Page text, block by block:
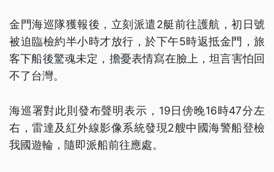
金門海巡隊獲報後，立刻派遣2艇前往護航，初日號
被迫臨檢約半小時才放行，於下午5時返抵金門，旅
客下船後驚魂未定，擔憂表情寫在臉上，坦言害怕回
不了台灣。
海巡署對此則發布聲明表示，19日傍晚16時47分左
右，雷達及紅外線影像系統發現2艘中國海警船登檢
我國遊輪，隨即派船前往應處。